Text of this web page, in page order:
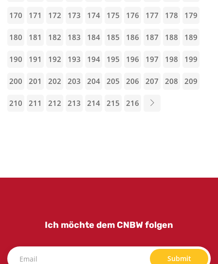
170 171 172 173 174 175 176 177 178 179
180 181 182 183 184 185 186 187 188 189
190 191 192 193 194 195 196 197 198 199
200 201 202 203 204 205 206 207 208 209
210 211 212 213 214 215 216
Ich möchte dem CNBW folgen
Submit